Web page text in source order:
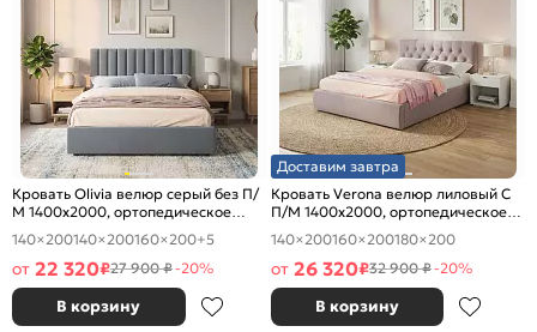
Кровать Olivia велюр серый без П/
М 1400x2000, ортопедическое
основание, изголовье мягкое
140×200140×200160×200+5
от 22 320₽27 900 ₽-20%
В корзину
Доставим завтра
Кровать Verona велюр лиловый С
П/М 1400x2000, ортопедическое
основание, изголовье мягкое
140×200160×200180×200
от 26 320₽32 900 ₽-20%
В корзину